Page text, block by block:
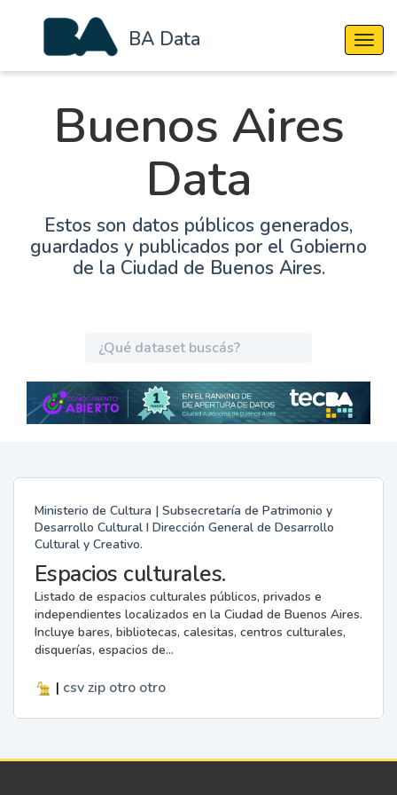
BA Data
Buenos Aires
Data
Estos son datos públicos generados,
guardados y publicados por el Gobierno
de la Ciudad de Buenos Aires.
Ministerio de Cultura | Subsecretaría de Patrimonio y
Desarrollo Cultural I Dirección General de Desarrollo
Cultural y Creativo.
Espacios culturales.
Listado de espacios culturales públicos, privados e
independientes localizados en la Ciudad de Buenos Aires.
Incluye bares, bibliotecas, calesitas, centros culturales,
disquerías, espacios de...
| csv zip otro otro